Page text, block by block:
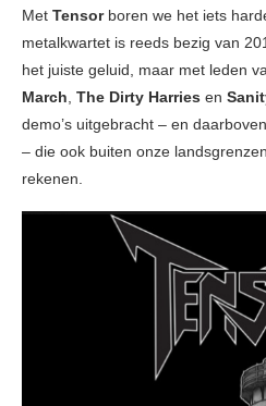
Met Tensorboren we het iets
metalkwartet is reeds bezig van
het juiste geluid, maar met leden
March, The Dirty Harries en
demo’s uitgebracht – en
– die ook buiten onze
rekenen.